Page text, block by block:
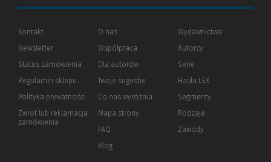
Kontakt
Newsletter
Status zamówienia
Regulamin sklepu
Polityka prywatności (Nowe
(Link
innej
Zwrot lub reklamacja
zamówienia
O nas
Współpraca
Dla autorów(Nowe
(Link
innej
strony)
Twoje sugestie
Co nas wyróżnia
Mapa strony
FAQ
Blog
Wydawnictwa
Autorzy
Serie
Hasła LEX
Segmenty
Rodzaje
Zawody